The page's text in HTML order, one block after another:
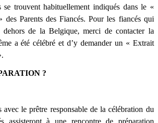
se trouvent habituellement indiqués dans le «
Parents des Fiancés. Pour les fiancés qui
dehors de la Belgique, merci de contacter la
a été célébré et d’y demander un « Extrait
?
avec le prêtre responsable de la célébration du
assisteront à une rencontre de préparation